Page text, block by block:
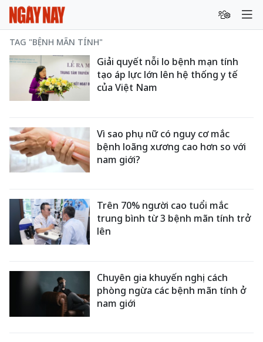
TAG "BỆNH MÃN TÍNH"
Giải quyết nỗi lo bệnh mạn tính
tạo áp lực lớn lên hệ thống y tế
của Việt Nam
Vì sao phụ nữ có nguy cơ mắc
bệnh loãng xương cao hơn so với
nam giới?
Trên 70% người cao tuổi mắc
trung bình từ 3 bệnh mãn tính trở
lên
Chuyên gia khuyến nghị cách
phòng ngừa các bệnh mãn tính ở
nam giới